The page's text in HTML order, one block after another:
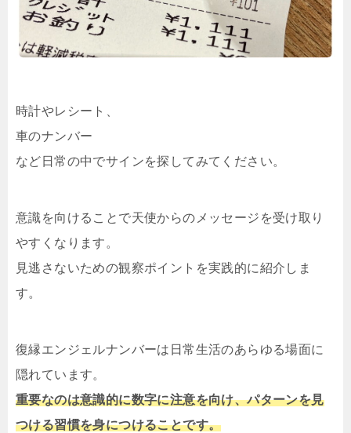
時計やレシート、
車のナンバー
など日常の中でサインを探してみてください。
意識を向けることで天使からのメッセージを受け取り
やすくなります。
見逃さないための観察ポイントを実践的に紹介しま
す。
復縁エンジェルナンバーは日常生活のあらゆる場面に
隠れています。
重要なのは意識的に数字に注意を向け、パターンを見
つける習慣を身につけることです。